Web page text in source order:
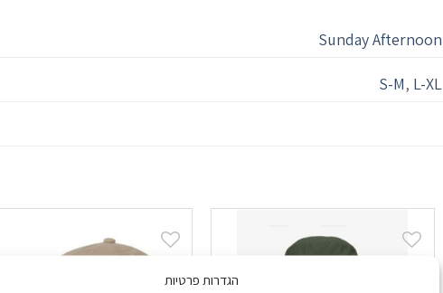
הגדרות פרטיות
Sunday Afternoon
S-M, L-XL